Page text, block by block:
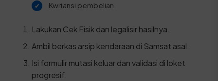
Kwitansi pembelian
Lakukan Cek Fisik dan legalisir hasilnya.
Ambil berkas arsip kendaraan di Samsat asal.
Isi formulir mutasi keluar dan validasi di loket
progresif.